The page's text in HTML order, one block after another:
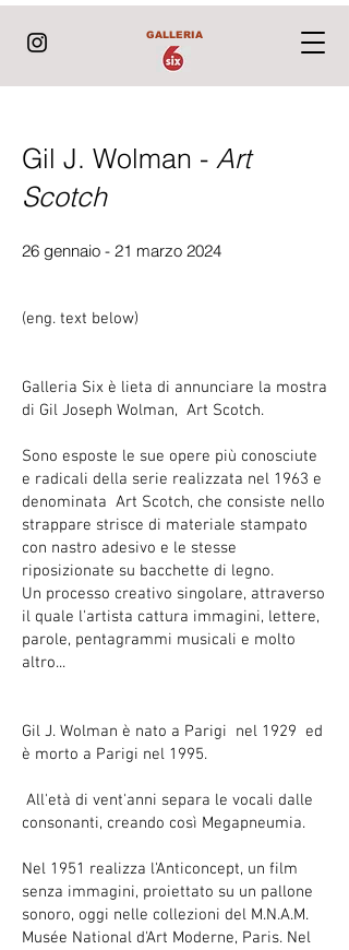
GALLERIA
Gil J. Wolman - Art
Scotch
26 gennaio - 21 marzo 2024
(eng. text below)
Galleria Six è lieta di annunciare la mostra
di Gil Joseph Wolman, Art Scotch.
Sono esposte le sue opere più conosciute
e radicali della serie realizzata nel 1963 e
denominata Art Scotch, che consiste nello
strappare strisce di materiale stampato
con nastro adesivo e le stesse
riposizionate su bacchette di legno.
Un processo creativo singolare, attraverso
il quale l'artista cattura immagini, lettere,
parole, pentagrammi musicali e molto
altro...
Gil J. Wolman è nato a Parigi nel 1929 ed
è morto a Parigi nel 1995.
All'età di vent'anni separa le vocali dalle
consonanti, creando così Megapneumia.
Nel 1951 realizza l'Anticoncept, un film
senza immagini, proiettato su un pallone
sonoro, oggi nelle collezioni del M.N.A.M.
Musée National d'Art Moderne, Paris. Nel